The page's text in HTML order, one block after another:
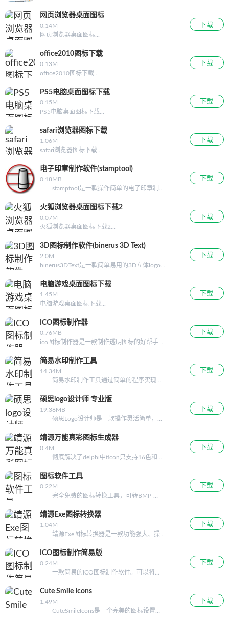
能介绍 软件支持圆形和复杂的椭圆形印章生
成，还支持支持48种内刊图，亦可自定义内刊
图，满足不同用户对印章图
网页浏览器桌面图标
0.14M
网页浏览器桌面图标...
下载
office2010图标下载
0.13M
office2010图标下载...
下载
PS5电脑桌面图标下载
0.15M
PS5电脑桌面图标下载...
下载
safari浏览器图标下载
1.06M
safari浏览器图标下载...
下载
电子印章制作软件(stamptool)
0.18MB
stamptool是一款操作简单的电子印章制作
字体的大小、样式，让用户可以轻轻松松制作
印章，有需要的赶紧来下载试试吧！！！ 使
用
下载
火狐浏览器桌面图标下载2
0.07M
火狐浏览器桌面图标下载2...
下载
3D图标制作软件(binerus 3D Text)
2.0M
binerus3DText是一款简单易用的3D立体logo
度呈现，可以帮助你在任何时间...
下载
电脑游戏桌面图标下载
1.45M
电脑游戏桌面图标下载...
下载
ICO图标制作器
0.76MB
ico图标制作器是一款制作透明图标的好帮手，
ICO.CUR文件格式，支持在线编辑图片大小，
调整图片方位，颜色可随意选择，支持字体添
加带有图形可对图片进
下载
简易水印制作工具
14.34M
简易水印制作工具通过简单的程序实现了
使用步骤： 下载安装软件后，打开后需要
加水印...
下载
硕思logo设计师 专业版
19.38MB
硕思Logo设计师是一款操作灵活简单，且
点击就可以为网站、博客、论坛和邮件创建专
业的logo、条幅、按钮、标题、图标和签名
等。 该软件提供了很多精心设计
下载
靖源万能真彩图标生成器
0.4M
彻底解决了delphi中ticon只支持16色和固
彩图标！1.把icon图标...
下载
图标软件工具
0.22M
完全免费的图标转换工具，可转BMP-
>JPG...
下载
靖源Exe图标转换器
1.04M
靖源Exe图标转换器是一款功能强大、操
款图标提取/生成软件： 1.支持保存图...
下载
ICO图标制作简易版
0.24M
一款简易的ICO图标制作软件。可以将
色软件不含任何插件和恶意代...
下载
Cute Smile Icons
1.49M
CuteSmileIcons是一个完美的图标设置图
下载